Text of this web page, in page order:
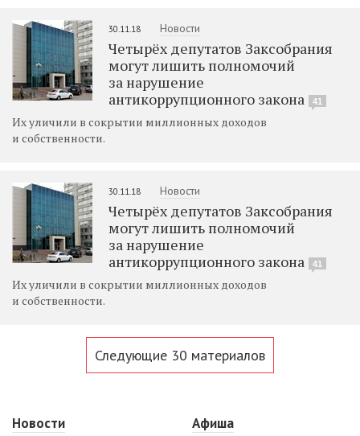
30.11.18 Новости
Четырёх депутатов Заксобрания
могут лишить полномочий
за нарушение
антикоррупционного закона
41
Их уличили в сокрытии миллионных доходов
и собственности.
30.11.18 Новости
Четырёх депутатов Заксобрания
могут лишить полномочий
за нарушение
антикоррупционного закона
41
Их уличили в сокрытии миллионных доходов
и собственности.
Следующие 30 материалов
Новости
Афиша